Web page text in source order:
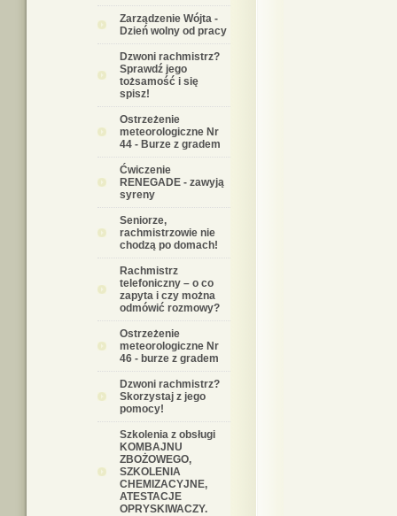
Zarządzenie Wójta -
Dzień wolny od pracy
Dzwoni rachmistrz?
Sprawdź jego
tożsamość i się
spisz!
Ostrzeżenie
meteorologiczne Nr
44 - Burze z gradem
Ćwiczenie
RENEGADE - zawyją
syreny
Seniorze,
rachmistrzowie nie
chodzą po domach!
Rachmistrz
telefoniczny – o co
zapyta i czy można
odmówić rozmowy?
Ostrzeżenie
meteorologiczne Nr
46 - burze z gradem
Dzwoni rachmistrz?
Skorzystaj z jego
pomocy!
Szkolenia z obsługi
KOMBAJNU
ZBOŻOWEGO,
SZKOLENIA
CHEMIZACYJNE,
ATESTACJE
OPRYSKIWACZY.